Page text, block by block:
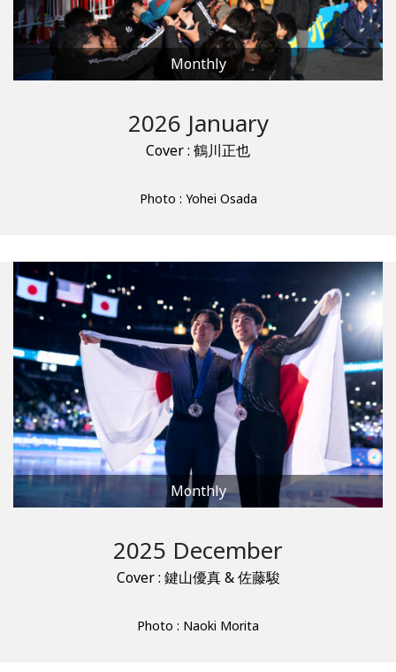
Monthly
2026 January
Cover : 鶴川正也
Photo : Yohei Osada
Monthly
2025 December
Cover : 鍵山優真 & 佐藤駿
Photo : Naoki Morita